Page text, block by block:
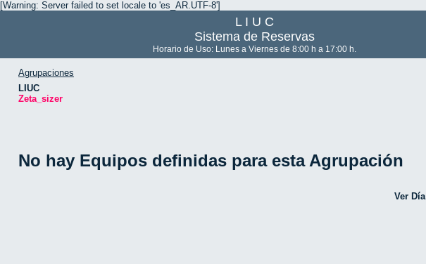
[Warning: Server failed to set locale to 'es_AR.UTF-8']
L I U C
Sistema de Reservas
Horario de Uso: Lunes a Viernes de 8:00 h a 17:00 h.
Agrupaciones
LIUC
Zeta_sizer
No hay Equipos definidas para esta Agrupación
Ver Día